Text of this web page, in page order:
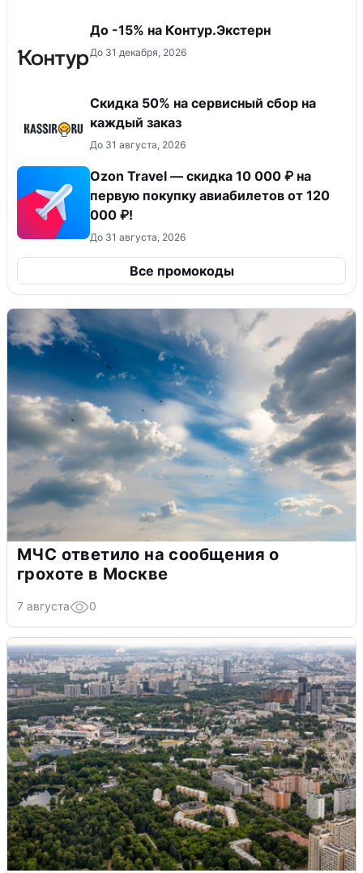
До -15% на Контур.Экстерн
До 31 декабря, 2026
Скидка 50% на сервисный сбор на
каждый заказ
До 31 августа, 2026
Ozon Travel — скидка 10 000 ₽ на
первую покупку авиабилетов от 120
000 ₽!
До 31 августа, 2026
Все промокоды
МЧС ответило на сообщения о
грохоте в Москве
7 августа 0